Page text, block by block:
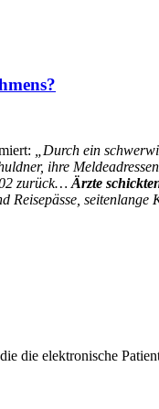
„Durch ein
ihre
zurück… Ärzte
Reisepässe,
die elektronische